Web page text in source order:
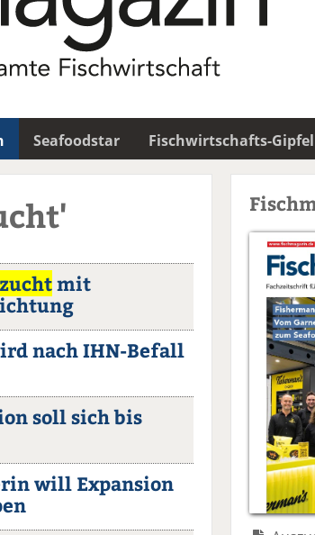
Seafoodstar Fischwirtschafts-Gipfel
mit
nach IHN-Befall
soll sich bis
will Expansion